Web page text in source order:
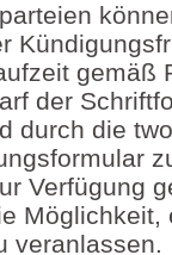
gemäß
der
durch die
Verfügung
Möglichkeit,
veranlassen.